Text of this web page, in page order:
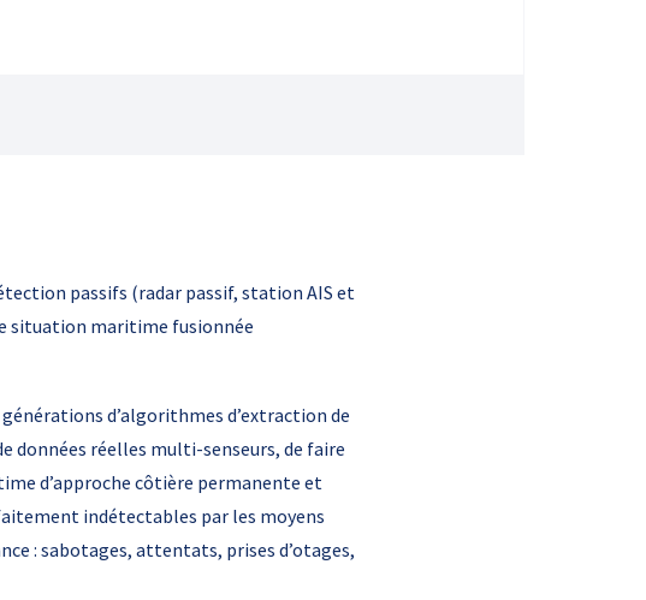
passifs (radar passif, station AIS et
situation maritime fusionnée
d’algorithmes d’extraction de
données réelles multi-senseurs, de faire
d’approche côtière permanente et
indétectables par les moyens
: sabotages, attentats, prises d’otages,